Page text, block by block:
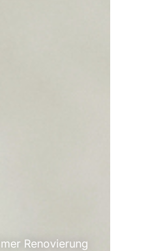
Renovierung